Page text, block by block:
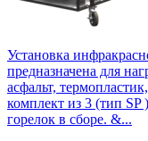
Установка
предназначена для
асфальт,
комплект из 3 (тип
горелок в сборе. &...